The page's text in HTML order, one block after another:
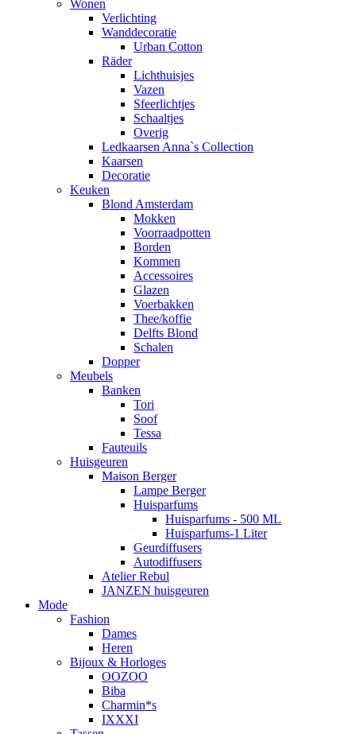
Wonen
Verlichting
Wanddecoratie
Urban Cotton
Räder
Lichthuisjes
Vazen
Sfeerlichtjes
Schaaltjes
Overig
Ledkaarsen Anna`s Collection
Kaarsen
Decoratie
Keuken
Blond Amsterdam
Mokken
Voorraadpotten
Borden
Kommen
Accessoires
Glazen
Voerbakken
Thee/koffie
Delfts Blond
Schalen
Dopper
Meubels
Banken
Tori
Soof
Tessa
Fauteuils
Huisgeuren
Maison Berger
Lampe Berger
Huisparfums
Huisparfums - 500 ML
Huisparfums-1 Liter
Geurdiffusers
Autodiffusers
Atelier Rebul
JANZEN huisgeuren
Mode
Fashion
Dames
Heren
Bijoux & Horloges
OOZOO
Biba
Charmin*s
IXXXI